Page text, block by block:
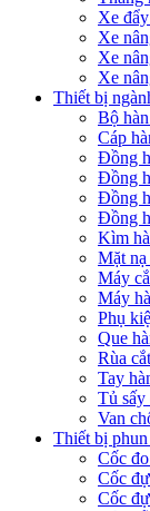
Xe
Xe
Xe
Xe
Thiết bị
Bộ
Cáp
Đồng
Đồng
Đồng
Đồng
Kìm
Mặt nạ
Máy
Máy
Phụ
Que
Rùa
Tay
Tủ sấy
Van
Thiết bị phun
Cốc
Cốc
Cốc